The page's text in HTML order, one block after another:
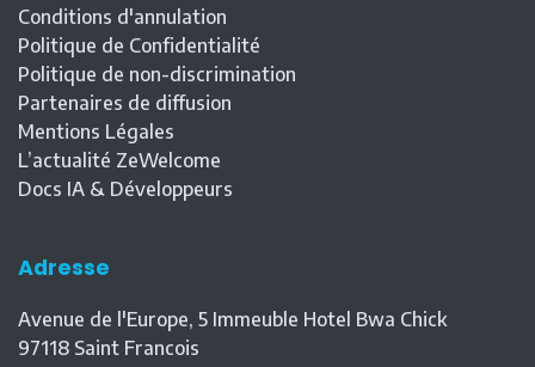
Conditions d'annulation
Politique de Confidentialité
Politique de non-discrimination
Partenaires de diffusion
Mentions Légales
L’actualité ZeWelcome
Docs IA & Développeurs
Adresse
Avenue de l'Europe, 5 Immeuble Hotel Bwa Chick
97118 Saint Francois